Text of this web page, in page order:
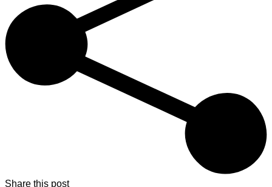
Share this post